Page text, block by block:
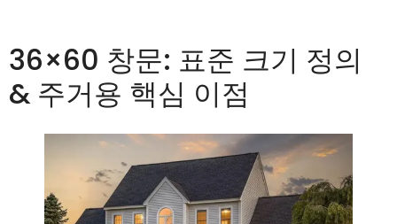
36×60 창문: 표준 크기 정의
& 주거용 핵심 이점